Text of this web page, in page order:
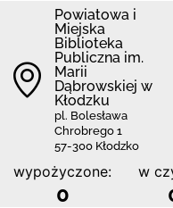
Powiatowa i
Miejska
Biblioteka
Publiczna im.
Marii
Dąbrowskiej w
Kłodzku
pl. Bolesława
Chrobrego 1
57-300 Kłodzko
wypożyczone:
0
w